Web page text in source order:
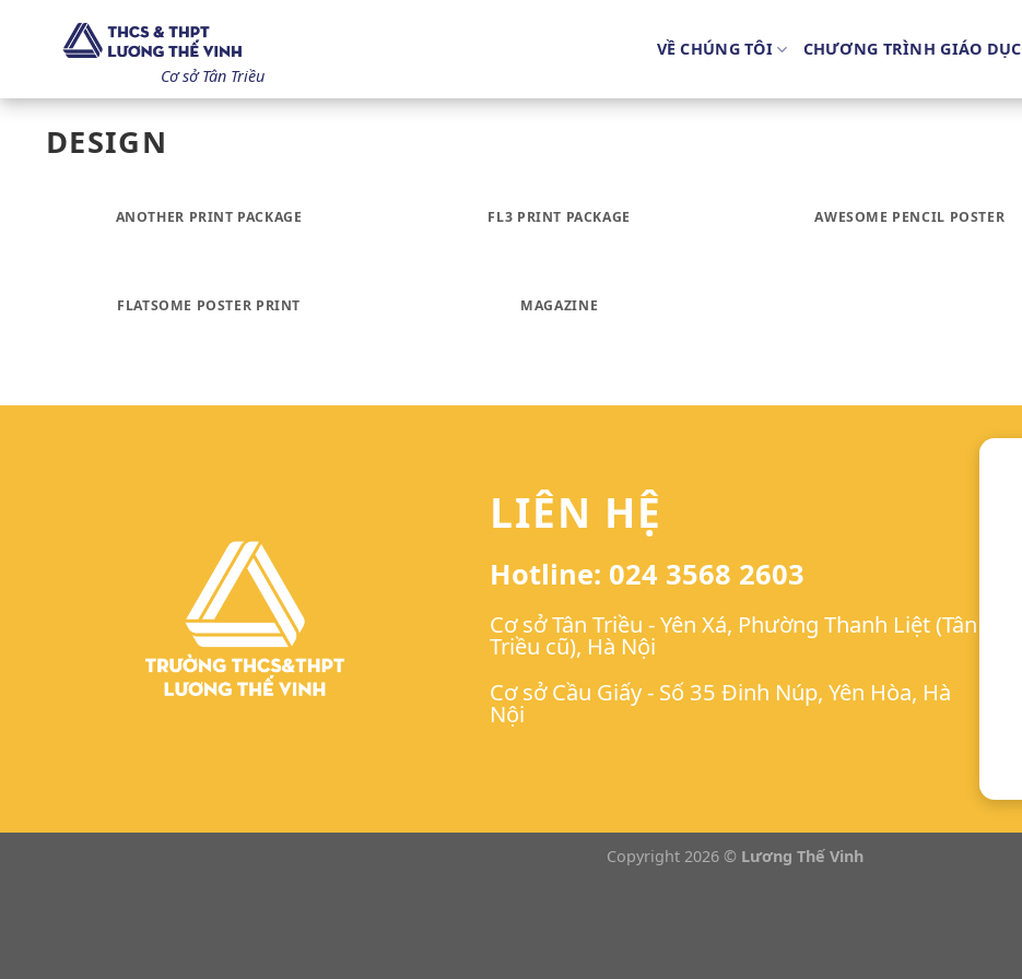
dung
Cơ sở Tân Triều
VỀ CHÚNG TÔI CHƯƠNG TRÌNH GIÁO DỤC
DESIGN
ANOTHER PRINT PACKAGE FL3 PRINT PACKAGE AWESOME PENCIL POSTER
FLATSOME POSTER PRINT MAGAZINE
LIÊN HỆ
Hotline: 024 3568 2603
Cơ sở Tân Triều - Yên Xá, Phường Thanh Liệt (Tân
Triều cũ), Hà Nội
Cơ sở Cầu Giấy - Số 35 Đinh Núp, Yên Hòa, Hà
Nội
Copyright 2026 © Lương Thế Vinh